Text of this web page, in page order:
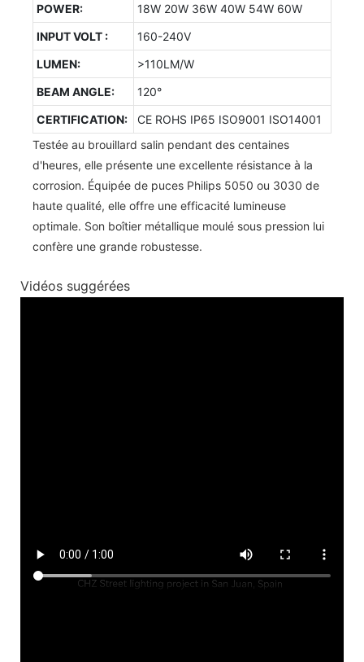
POWER:
18W 20W 36W 40W 54W 60W
INPUT VOLT :
160-240V
LUMEN:
>110LM/W
BEAM ANGLE:
120°
CERTIFICATION:
CE ROHS IP65 ISO9001 ISO14001
Testée au brouillard salin pendant des centaines
d'heures, elle présente une excellente résistance à la
corrosion. Équipée de puces Philips 5050 ou 3030 de
haute qualité, elle offre une efficacité lumineuse
optimale. Son boîtier métallique moulé sous pression lui
confère une grande robustesse.
Vidéos suggérées